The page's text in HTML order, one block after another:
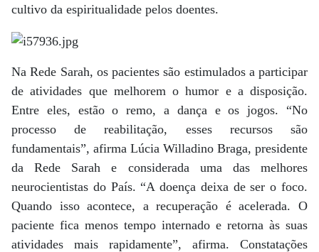
cultivo da espiritualidade pelos doentes.
Na Rede Sarah, os pacientes são estimulados a participar
de atividades que melhorem o humor e a disposição.
Entre eles, estão o remo, a dança e os jogos. “No
processo de reabilitação, esses recursos são
fundamentais”, afirma Lúcia Willadino Braga, presidente
da Rede Sarah e considerada uma das melhores
neurocientistas do País. “A doença deixa de ser o foco.
Quando isso acontece, a recuperação é acelerada. O
paciente fica menos tempo internado e retorna às suas
atividades mais rapidamente”, afirma. Constatações